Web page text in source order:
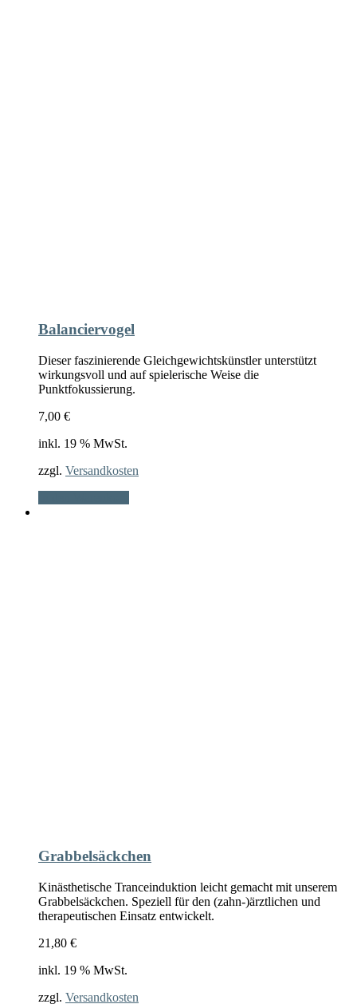
Balanciervogel
Dieser faszinierende Gleichgewichtskünstler unterstützt
wirkungsvoll und auf spielerische Weise die
Punktfokussierung.
7,00 €
inkl. 19 % MwSt.
zzgl. Versandkosten
Grabbelsäckchen
Kinästhetische Tranceinduktion leicht gemacht mit unserem
Grabbelsäckchen. Speziell für den (zahn-)ärztlichen und
therapeutischen Einsatz entwickelt.
21,80 €
inkl. 19 % MwSt.
zzgl. Versandkosten